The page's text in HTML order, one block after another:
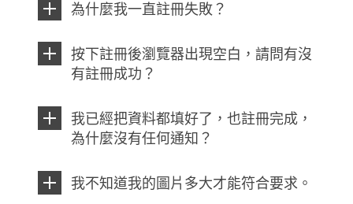
為什麼我一直註冊失敗？
按下註冊後瀏覽器出現空白，請問有沒
有註冊成功？
我已經把資料都填好了，也註冊完成，
為什麼沒有任何通知？
我不知道我的圖片多大才能符合要求。